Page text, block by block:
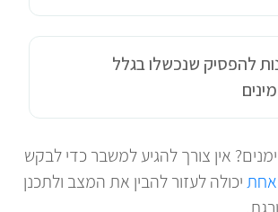
להפסיק שנכשלו בגלל
אין צורך להגיע למשבר כדי לבקש
אחתיכולה לעזור להבין את המצב ולתכנן